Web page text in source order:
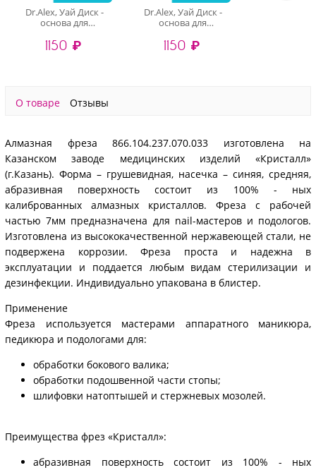
Dr.Alex, Уай Диск -
основа для
1150 ₽
Dr.Alex, Уай Диск -
основа для
1150 ₽
О товаре Отзывы
Алмазная фреза 866.104.237.070.033 изготовлена на
Казанском заводе медицинских изделий «Кристалл»
(г.Казань). Форма – грушевидная, насечка – синяя, средняя,
абразивная поверхность состоит из 100% - ных
калиброванных алмазных кристаллов. Фреза с рабочей
частью 7мм предназначена для nail-мастеров и подологов.
Изготовлена из высококачественной нержавеющей стали, не
подвержена коррозии. Фреза проста и надежна в
эксплуатации и поддается любым видам стерилизации и
дезинфекции. Индивидуально упакована в блистер.
Применение
Фреза используется мастерами аппаратного маникюра,
педикюра и подологами для:
обработки бокового валика;
обработки подошвенной части стопы;
шлифовки натоптышей и стержневых мозолей.
Преимущества фрез «Кристалл»:
абразивная поверхность состоит из 100% - ных